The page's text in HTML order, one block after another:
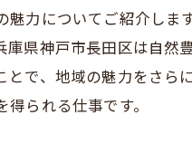
兵庫県神戸市
求人選びで失
訪問介護求人
神戸市長田区の訪
魅力についてご紹介し
庫県神戸市長田区は自
とで、地域の魅力をさ
られる仕事です。